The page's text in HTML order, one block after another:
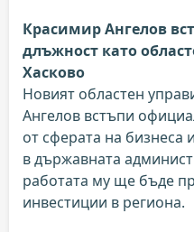
Красимир Ангелов
длъжност като
Хасково
Новият областен
Ангелов встъпи
от сферата на бизнеса
в държавната
работата му ще бъде
инвестиции в региона.